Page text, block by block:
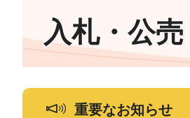
入札・公売
重要なお知らせ